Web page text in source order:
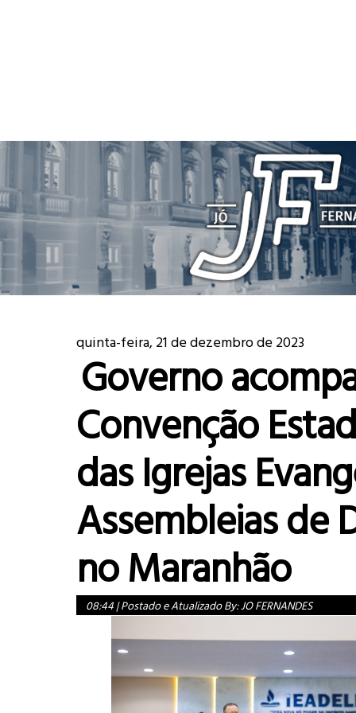
quinta-feira, 21 de dezembro de 2023
Governo
Convenção
das Igrejas
Assembleias de
no Maranhão
08:44|Postado e Atualizado By:JO FERNANDES